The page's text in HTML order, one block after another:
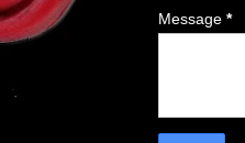
Message *